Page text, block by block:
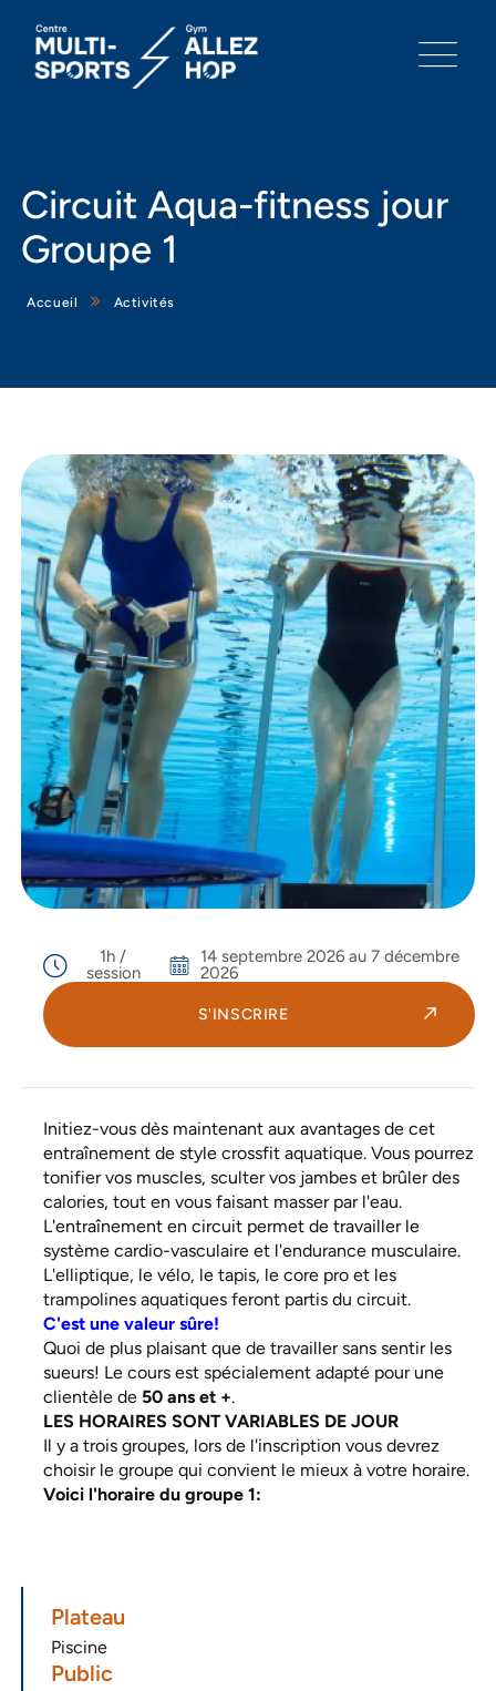
Circuit Aqua-fitness jour
Groupe 1
Accueil Activités
1h /
session
14 septembre 2026 au 7 décembre
2026
S'INSCRIRE
Initiez-vous dès maintenant aux avantages de cet
entraînement de style crossfit aquatique. Vous pourrez
tonifier vos muscles, sculter vos jambes et brûler des
calories, tout en vous faisant masser par l'eau.
L'entraînement en circuit permet de travailler le
système cardio-vasculaire et l'endurance musculaire.
L'elliptique, le vélo, le tapis, le core pro et les
trampolines aquatiques feront partis du circuit.
C'est une valeur sûre!
Quoi de plus plaisant que de travailler sans sentir les
sueurs! Le cours est spécialement adapté pour une
clientèle de 50 ans et +.
LES HORAIRES SONT VARIABLES DE JOUR
Il y a trois groupes, lors de l'inscription vous devrez
choisir le groupe qui convient le mieux à votre horaire.
Voici l'horaire du groupe 1:
Plateau
Piscine
Public